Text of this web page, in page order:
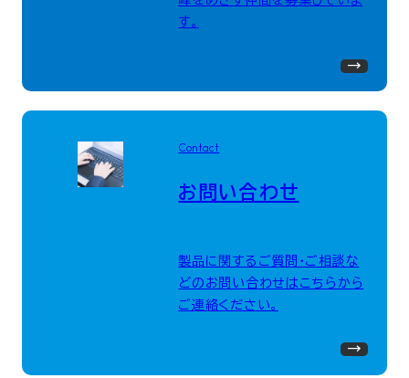
す。
Contact
お問い合わせ
製品に関するご質問・ご相談な
どのお問い合わせはこちらから
ご連絡ください。